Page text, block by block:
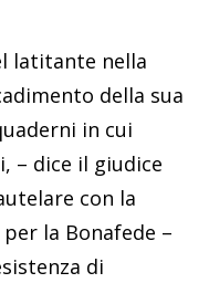
latitante nella
della sua
in cui
– dice il giudice
con la
la Bonafede –
di